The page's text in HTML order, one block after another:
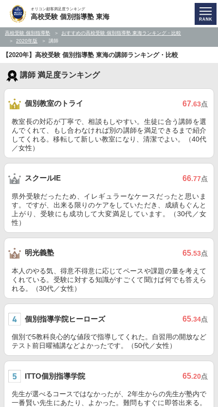
オリコン顧客満足度ランキング
高校受験 個別指導塾 東海
高校受験 個別指導塾
おすすめの高校受験 個別指導塾 東海ランキング・比較
2020年版
講師
【2020年】高校受験 個別指導塾 東海の講師ランキング・比較
講師 満足度ランキング
個別教室のトライ 67.63点
教室長の対応が丁寧で、相談もしやすい。生徒に合う講師を選
んでくれて、もし合わなければ別の講師を満足できるまで紹介
してくれる。移転して新しい教室になり、清潔でよい。（40代
／女性）
スクールIE 66.77点
県外受験だったため、イレギュラーなケースだったと思いま
す。ですが、出来る限りのケアをしていただき、成績もぐんと
上がり、受験にも成功して大変満足しています。（30代／女
性）
明光義塾 65.53点
本人のやる気、得意不得意に応じてペースや課題の量を考えて
くれている。受験に対する知識がすごくて聞けば何でも答えら
れる。（30代／女性）
個別指導学院ヒーローズ 65.34点
個別で5教科良心的な値段で指導してくれた。自習用の開放など
テスト前日曜補講などよかったです。（50代／女性）
ITTO個別指導学院 65.20点
先生が選べるコースではなかったが、2年生からの先生が塾内で
一番賢い先生にあたり、よかった。難問もすぐに即答出来る。